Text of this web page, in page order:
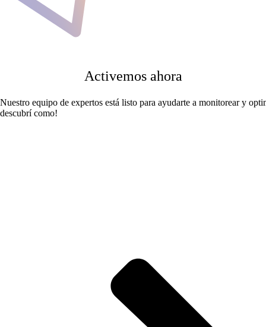
Activemos ahora
Nuestro equipo de expertos está listo para ayudarte a monitorear y
descubrí como!